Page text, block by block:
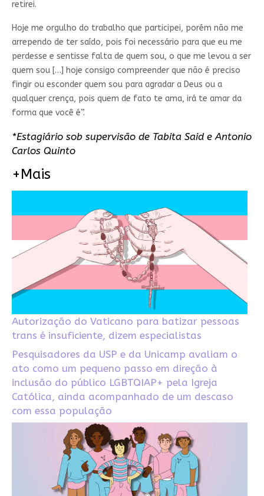
retirei.
Hoje me orgulho do trabalho que participei, porém não me
arrependo de ter saído, pois foi necessário para que eu me
perdesse e sentisse falta de quem sou, o que me levou a ser
quem sou […] hoje consigo compreender que não é preciso
fingir ou esconder quem sou para agradar a Deus ou a
qualquer crença, pois quem de fato te ama, irá te amar da
forma que você é”.
*Estagiário sob supervisão de Tabita Said e Antonio
Carlos Quinto
+Mais
Autorização do Vaticano para batizar pessoas
trans é insuficiente, dizem especialistas
Pesquisadores da USP e da Unicamp avaliam o
ato como um pequeno passo em direção à
inclusão do público LGBTQIAP+ pela Igreja
Católica, ainda acompanhado de um descaso
com essa população